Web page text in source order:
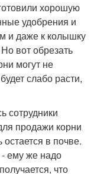
хорошую
удобрения и
и даже к колышку
вот обрезать
могут не
слабо расти,
сотрудники
продажи корни
в почве.
ему же надо
что